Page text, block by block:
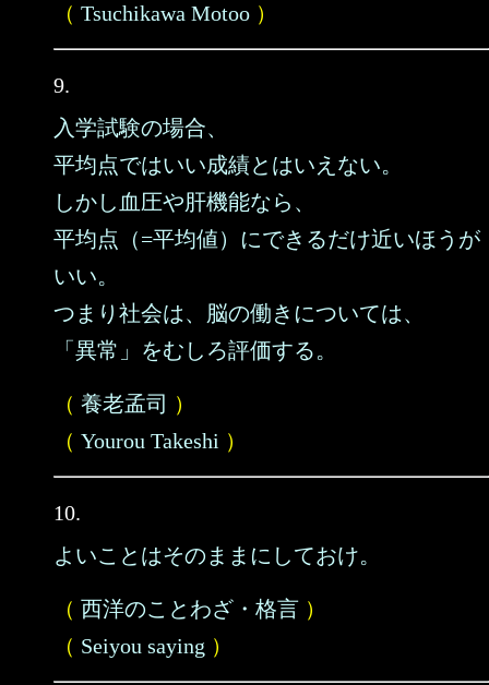
（ Tsuchikawa Motoo ）
9.
入学試験の場合、
平均点ではいい成績とはいえない。
しかし血圧や肝機能なら、
平均点（=平均値）にできるだけ近いほうが
いい。
つまり社会は、脳の働きについては、
「異常」をむしろ評価する。
（ 養老孟司 ）
（ Yourou Takeshi ）
10.
よいことはそのままにしておけ。
（ 西洋のことわざ・格言 ）
（ Seiyou saying ）